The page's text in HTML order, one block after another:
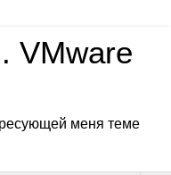
VMware
меня теме